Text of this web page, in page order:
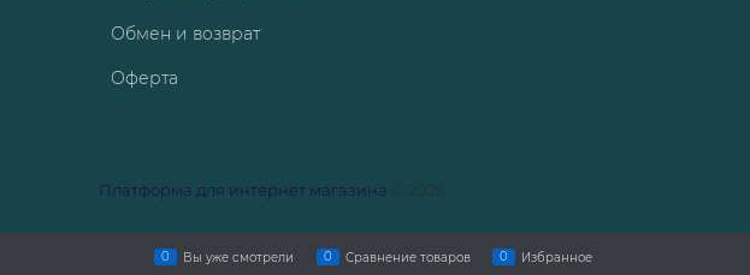
Обмен и возврат
Оферта
Платформа для интернет магазина © 2026
0 Вы уже смотрели 0 Сравнение товаров 0 Избранное